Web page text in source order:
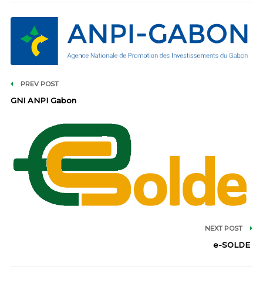
PREV POST
GNI ANPI Gabon
NEXT POST
e-SOLDE